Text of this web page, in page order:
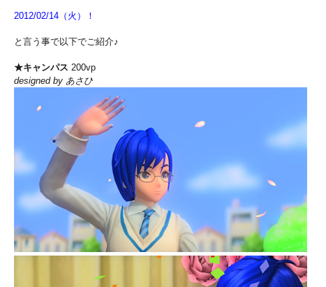
2012/02/14（火）！
と言う事で以下でご紹介♪
★キャンパス 200vp
designed by あさひ